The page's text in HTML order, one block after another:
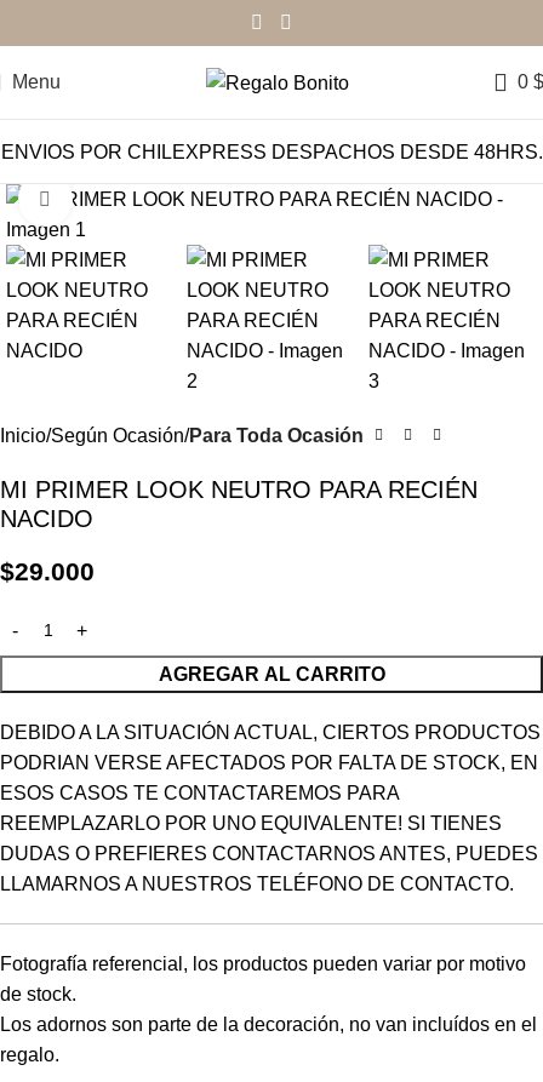
Menu 0 $
ENVIOS POR CHILEXPRESS DESPACHOS DESDE 48HRS.
Click to enlarge
Inicio Según Ocasión Para Toda Ocasión
MI PRIMER LOOK NEUTRO PARA RECIÉN
NACIDO
$29.000
AGREGAR AL CARRITO
DEBIDO A LA SITUACIÓN ACTUAL, CIERTOS PRODUCTOS
PODRIAN VERSE AFECTADOS POR FALTA DE STOCK, EN
ESOS CASOS TE CONTACTAREMOS PARA
REEMPLAZARLO POR UNO EQUIVALENTE! SI TIENES
DUDAS O PREFIERES CONTACTARNOS ANTES, PUEDES
LLAMARNOS A NUESTROS TELÉFONO DE CONTACTO.
Fotografía referencial, los productos pueden variar por motivo
de stock.
Los adornos son parte de la decoración, no van incluídos en el
regalo.